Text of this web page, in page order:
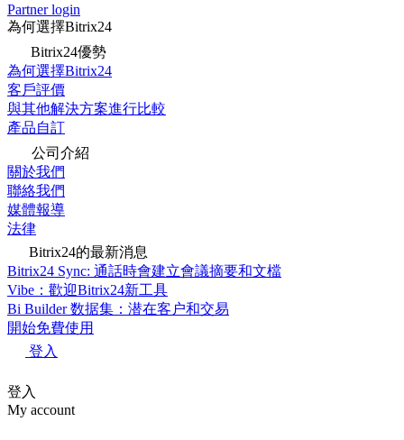
Partner login
為何選擇Bitrix24
Bitrix24優勢
為何選擇Bitrix24
客戶評價
與其他解決方案進行比較
產品自訂
公司介紹
關於我們
聯絡我們
媒體報導
法律
Bitrix24的最新消息
Bitrix24 Sync: 通話時會建立會議摘要和文檔
Vibe：歡迎Bitrix24新工具
Bi Builder 数据集：潜在客户和交易
開始免費使用
登入
登入
My account